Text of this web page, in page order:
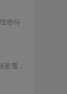
格特
值，